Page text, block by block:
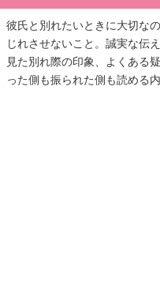
彼氏と別れたいときに大切な
じれさせないこと。誠実な伝
見た別れ際の印象、よくある
った側も振られた側も読める内